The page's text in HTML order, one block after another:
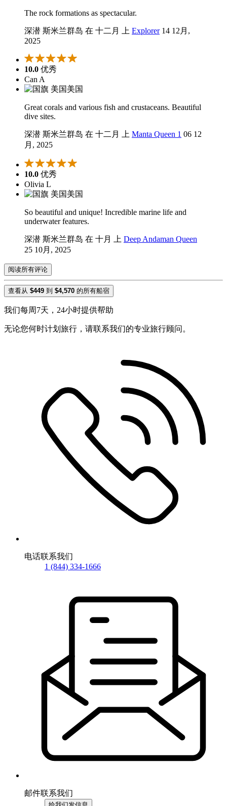
The rock formations as spectacular.
深潜 斯米兰群岛 在 十二月 上 Explorer 14 12月,
2025
10.0 优秀
Can A
美国
Great corals and various fish and crustaceans. Beautiful
dive sites.
深潜 斯米兰群岛 在 十二月 上 Manta Queen 1 06 12
月, 2025
10.0 优秀
Olivia L
美国
So beautiful and unique! Incredible marine life and
underwater features.
深潜 斯米兰群岛 在 十月 上 Deep Andaman Queen
25 10月, 2025
阅读所有评论
查看从 $449 到 $4,570 的所有船宿
我们每周7天，24小时提供帮助
无论您何时计划旅行，请联系我们的专业旅行顾问。
电话联系我们
1 (844) 334-1666
邮件联系我们